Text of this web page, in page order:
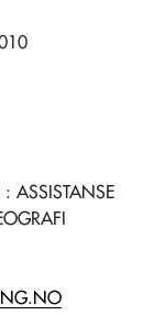
: ASSISTANSE